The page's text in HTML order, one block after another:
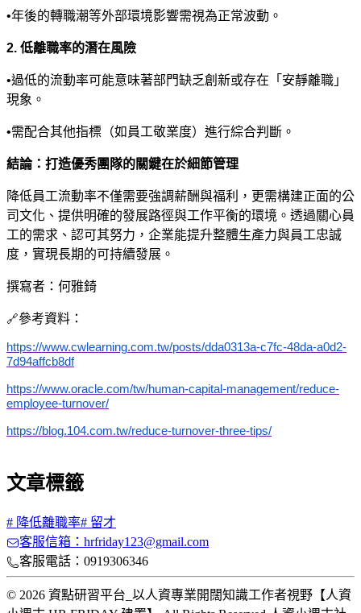
•年後的轉職潮等外部環境影響需視為正常波動。
2. 低離職率的潛在風險
•過低的流動率可能意味著部門缺乏創新或存在「安靜離職」
現象。
•需配合其他指標（如員工敬業度）進行綜合判斷。
結論：打造優秀團隊的關鍵在於細節管理
降低員工流動率不僅需要強調薪酬與福利，更需構建正面的公
司文化、提供明確的發展路徑與工作平衡的環境。透過關心員
工的需求、認可其努力，企業能提升整體生產力與員工忠誠
度，實現長期的可持續發展。
撰寫者：何雅錡
🔗參考資料：
https://www.cwlearning.com.tw/posts/dda0313a-c7fc-48da-a0d2-
7d94affcb8df
https://www.oracle.com/tw/human-capital-management/reduce-
employee-turnover/
https://blog.104.com.tw/reduce-turnover-three-tips/
文章標籤
# 降低離職率# 留才
客服信箱：hrfriday123@gmail.com
客服電話：0919306346
© 2026 資點研習平台_以人資專業開闊知識工作者視野【人資